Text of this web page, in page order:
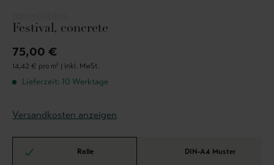
Festival, concrete
75,00 €
14,42 € pro m² | inkl. MwSt.
Lieferzeit: 10 Werktage
Versandkosten anzeigen
Rolle DIN-A4 Muster